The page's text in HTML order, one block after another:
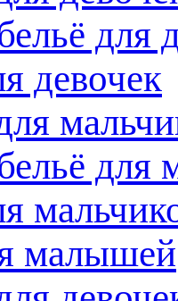
для
девочек
для
малышей